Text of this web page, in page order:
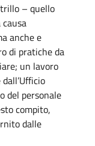
– quello
anche e
di pratiche da
un lavoro
del personale
compito,
dalle